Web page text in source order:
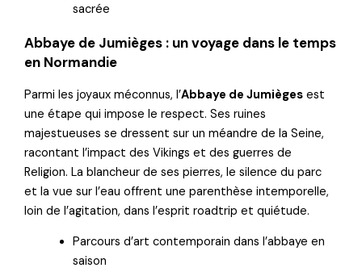
sacrée
Abbaye de Jumièges : un voyage dans le temps
en Normandie
Parmi les joyaux méconnus, l’Abbaye de Jumièges est
une étape qui impose le respect. Ses ruines
majestueuses se dressent sur un méandre de la Seine,
racontant l’impact des Vikings et des guerres de
Religion. La blancheur de ses pierres, le silence du parc
et la vue sur l’eau offrent une parenthèse intemporelle,
loin de l’agitation, dans l’esprit roadtrip et quiétude.
Parcours d’art contemporain dans l’abbaye en
saison